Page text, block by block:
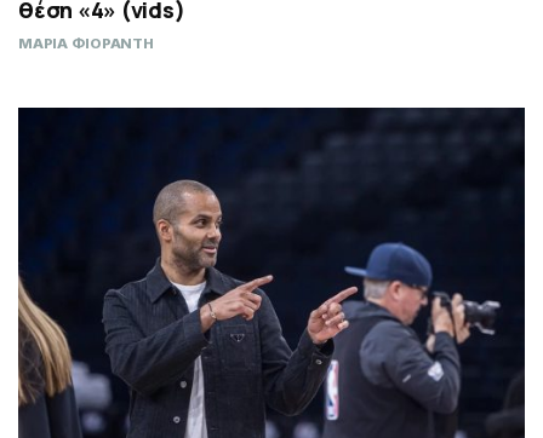
θέση «4» (vids)
ΜΑΡΙΑ ΦΙΟΡΑΝΤΗ